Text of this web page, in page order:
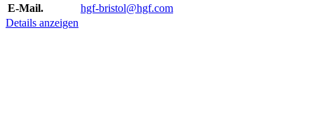
E-Mail.
hgf-bristol@hgf.com
Details anzeigen